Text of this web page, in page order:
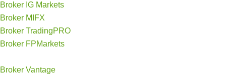
Broker IG Markets
Broker MIFX
Broker TradingPRO
Broker FPMarkets
Broker Vantage